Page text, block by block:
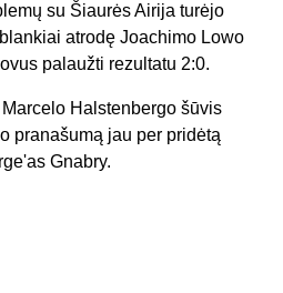
su Šiaurės Airija turėjo
atrodę Joachimo Lowo
palaužti rezultatu 2:0.
Halstenbergo šūvis
pranašumą jau per pridėtą
Gnabry.